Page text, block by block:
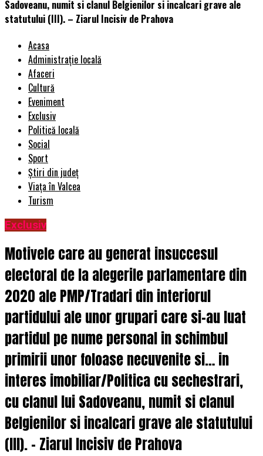
Sadoveanu, numit si clanul Belgienilor si incalcari grave ale
statutului (III). – Ziarul Incisiv de Prahova
Acasa
Administrație locală
Afaceri
Cultură
Eveniment
Exclusiv
Politică locală
Social
Sport
Știri din județ
Viața în Valcea
Turism
Exclusiv
Motivele care au generat insuccesul
electoral de la alegerile parlamentare din
2020 ale PMP/Tradari din interiorul
partidului ale unor grupari care si-au luat
partidul pe nume personal in schimbul
primirii unor foloase necuvenite si… in
interes imobiliar/Politica cu sechestrari,
cu clanul lui Sadoveanu, numit si clanul
Belgienilor si incalcari grave ale statutului
(III). – Ziarul Incisiv de Prahova